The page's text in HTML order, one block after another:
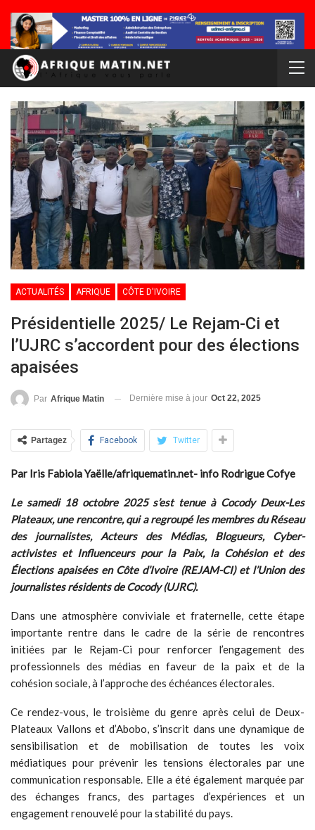
ACTUALITÉS AFRIQUE CÔTE D'IVOIRE
Présidentielle 2025/ Le Rejam-Ci et
l’UJRC s’accordent pour des élections
apaisées
Par Afrique Matin Dernière mise à jour Oct 22, 2025
Partagez Facebook Twitter
Par Iris Fabiola Yaëlle/afriquematin.net- info Rodrigue Cofye
Le samedi 18 octobre 2025 s’est tenue à Cocody Deux-Les
Plateaux, une rencontre, qui a regroupé les membres du Réseau
des journalistes, Acteurs des Médias, Blogueurs, Cyber-
activistes et Influenceurs pour la Paix, la Cohésion et des
Élections apaisées en Côte d’Ivoire (REJAM-CI) et l’Union des
journalistes résidents de Cocody (UJRC).
Dans une atmosphère conviviale et fraternelle, cette étape
importante rentre dans le cadre de la série de rencontres
initiées par le Rejam-Ci pour renforcer l’engagement des
professionnels des médias en faveur de la paix et de la
cohésion sociale, à l’approche des échéances électorales.
Ce rendez-vous, le troisième du genre après celui de Deux-
Plateaux Vallons et d’Abobo, s’inscrit dans une dynamique de
sensibilisation et de mobilisation de toutes les voix
médiatiques pour prévenir les tensions électorales par une
communication responsable. Elle a été également marquée par
des échanges francs, des partages d’expériences et un
engagement renouvelé pour la stabilité du pays.